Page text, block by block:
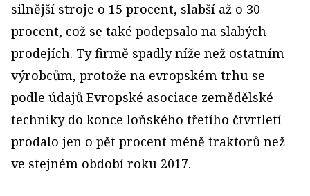
silnější stroje o 15 procent, slabší až o 30
procent, což se také podepsalo na slabých
prodejích. Ty firmě spadly níže než ostatním
výrobcům, protože na evropském trhu se
podle údajů Evropské asociace zemědělské
techniky do konce loňského třetího čtvrtletí
prodalo jen o pět procent méně traktorů než
ve stejném období roku 2017.